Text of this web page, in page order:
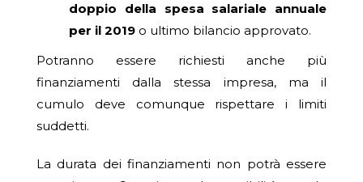
doppio della spesa salariale annuale
per il 2019 o ultimo bilancio approvato.
Potranno essere richiesti anche più
finanziamenti dalla stessa impresa, ma il
cumulo deve comunque rispettare i limiti
suddetti.
La durata dei finanziamenti non potrà essere